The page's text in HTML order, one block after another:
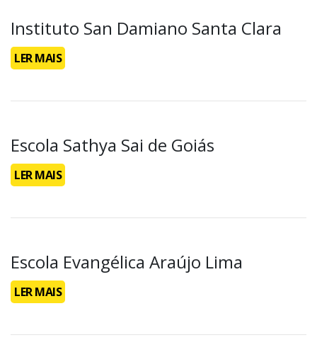
Instituto San Damiano Santa Clara
LER MAIS
Escola Sathya Sai de Goiás
LER MAIS
Escola Evangélica Araújo Lima
LER MAIS